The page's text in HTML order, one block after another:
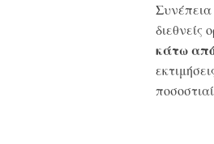
διεθνείς
κάτω